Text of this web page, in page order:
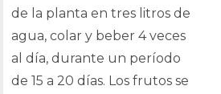
de la planta en tres litros de
agua, colar y beber 4 veces
al día, durante un período
de 15 a 20 días. Los frutos se